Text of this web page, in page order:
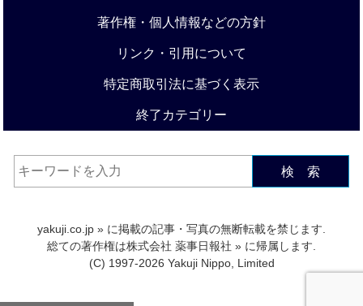
著作権・個人情報などの方針
リンク・引用について
特定商取引法に基づく表示
終了カテゴリー
検 索
yakuji.co.jp » に掲載の記事・写真の無断転載を禁じます.
総ての著作権は株式会社 薬事日報社 » に帰属します.
(C) 1997-2026 Yakuji Nippo, Limited